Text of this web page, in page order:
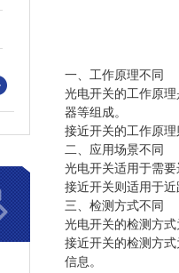
一、工作原理不同
光电开关的工作原
器等组成。
接近开关的工作原
二、应用场景不同
光电开关适用于需
接近开关则适用于
三、检测方式不同
光电开关的检测方
接近开关的检测方
信息。